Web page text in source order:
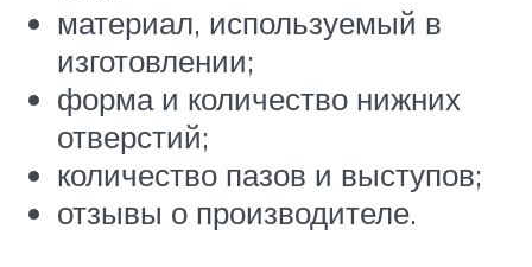
материал, используемый в
изготовлении;
форма и количество нижних
отверстий;
количество пазов и выступов;
отзывы о производителе.